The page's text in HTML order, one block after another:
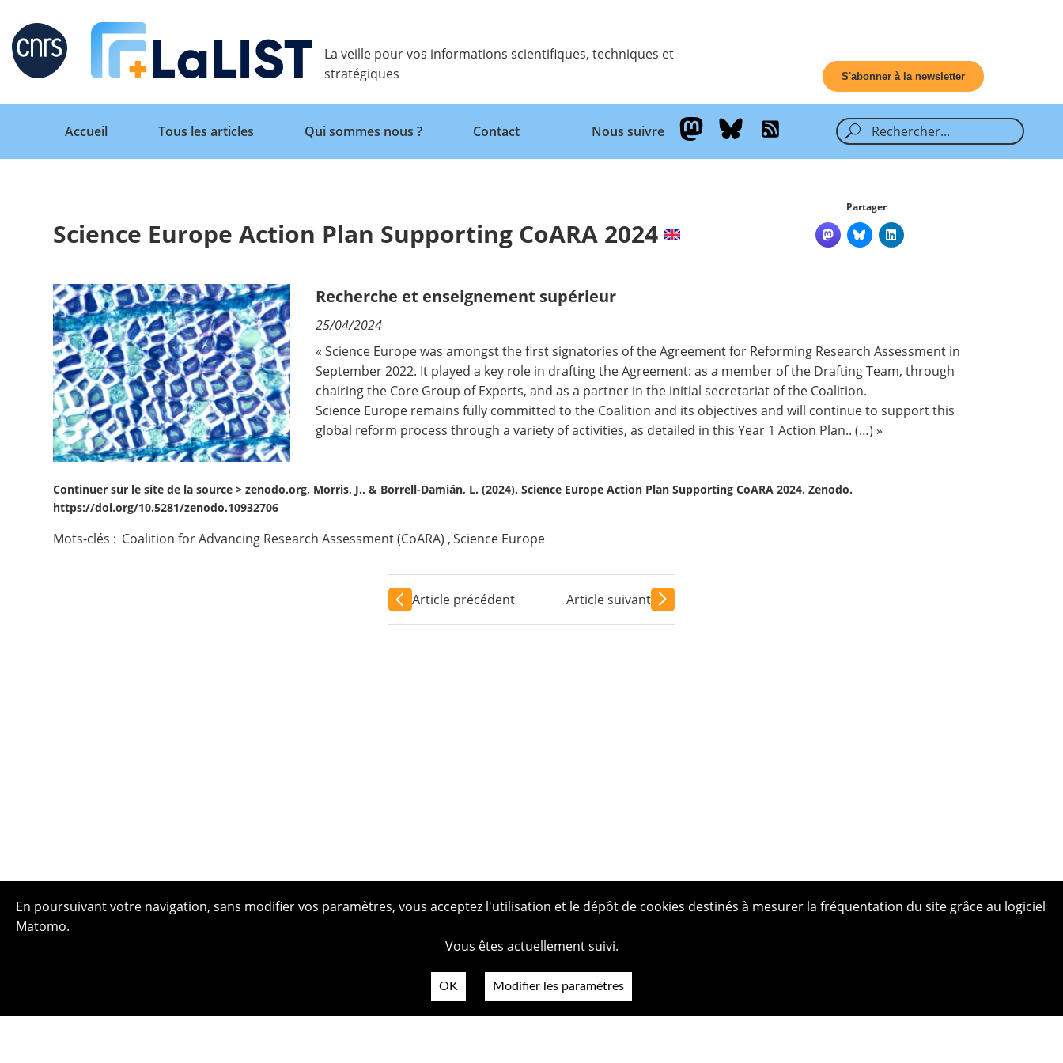
Retour
Accueil
Tous les articles
Qui sommes nous ?
Contact
Nous suivre
La veille pour vos informations scientifiques, techniques et
stratégiques
S'abonner à la newsletter
Retour
Accueil
Tous les articles Qui sommes nous ? Contact Nous suivre
Science Europe Action Plan Supporting CoARA 2024
Partager
Recherche et enseignement supérieur
25/04/2024
« Science Europe was amongst the first signatories of the Agreement for Reforming Research Assessment in
September 2022. It played a key role in drafting the Agreement: as a member of the Drafting Team, through
chairing the Core Group of Experts, and as a partner in the initial secretariat of the Coalition.
Science Europe remains fully committed to the Coalition and its objectives and will continue to support this
global reform process through a variety of activities, as detailed in this Year 1 Action Plan.. (…) »
Continuer sur le site de la source >zenodo.org, Morris, J., & Borrell-Damián, L. (2024). Science Europe Action Plan Supporting CoARA 2024. Zenodo.
https://doi.org/10.5281/zenodo.10932706
Mots-clés : Coalition for Advancing Research Assessment (CoARA) ,Science Europe
Article précédent Article suivant
En poursuivant votre navigation, sans modifier vos paramètres, vous acceptez l'utilisation et le dépôt de cookies destinés à mesurer la fréquentation du site grâce au logiciel
Matomo.
Vous êtes actuellement suivi.
OK Modifier les paramètres